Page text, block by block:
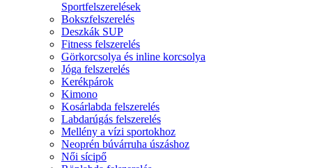
Sportfelszerelések
Bokszfelszerelés
Deszkák SUP
Fitness felszerelés
Görkorcsolya és inline korcsolya
Jóga felszerelés
Kerékpárok
Kimono
Kosárlabda felszerelés
Labdarúgás felszerelés
Mellény a vízi sportokhoz
Neoprén búvárruha úszáshoz
Női sícipő